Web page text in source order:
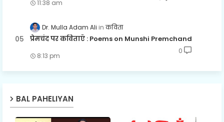
11:38 am
Dr. Mulla Adam Ali कविता
प्रेमचंद पर कविताएँ : Poems on Munshi Premchand
8:13 pm
0
BAL PAHELIYAN